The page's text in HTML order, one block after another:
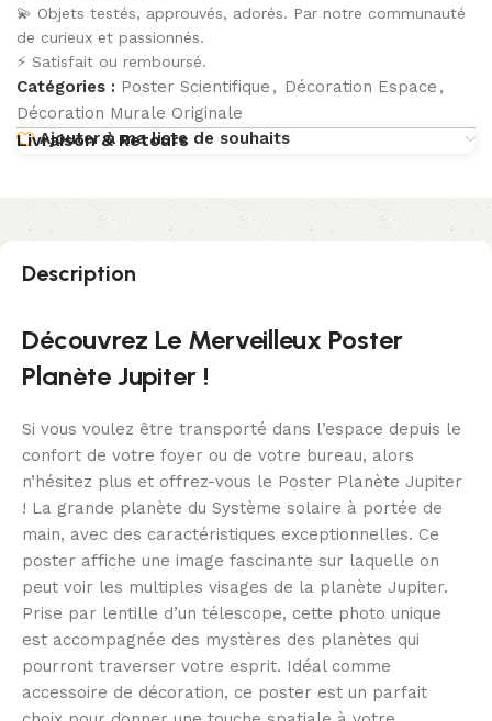
💫 Objets testés, approuvés, adorés. Par notre communauté
de curieux et passionnés.
⚡ Satisfait ou remboursé.
Catégories : Poster Scientifique , Décoration Espace ,
Décoration Murale Originale
Ajouter à ma liste de souhaits
Livraison & Retours
Description
Découvrez Le Merveilleux Poster
Planète Jupiter !
Si vous voulez être transporté dans l’espace depuis le
confort de votre foyer ou de votre bureau, alors
n’hésitez plus et offrez-vous le Poster Planète Jupiter
! La grande planète du Système solaire à portée de
main, avec des caractéristiques exceptionnelles. Ce
poster affiche une image fascinante sur laquelle on
peut voir les multiples visages de la planète Jupiter.
Prise par lentille d’un télescope, cette photo unique
est accompagnée des mystères des planètes qui
pourront traverser votre esprit. Idéal comme
accessoire de décoration, ce poster est un parfait